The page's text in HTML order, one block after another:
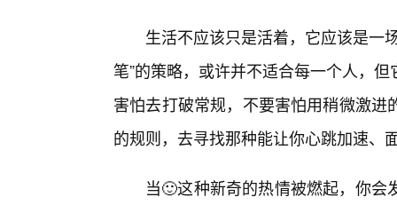
生活不应该只是活着，它应该是一
笔”的策略，或许并不适合每一个人，
害怕去打破常规，不要害怕用稍微激
的规则，去寻找那种能让你心跳加速、
当🙂这种新奇的热情被燃起，你